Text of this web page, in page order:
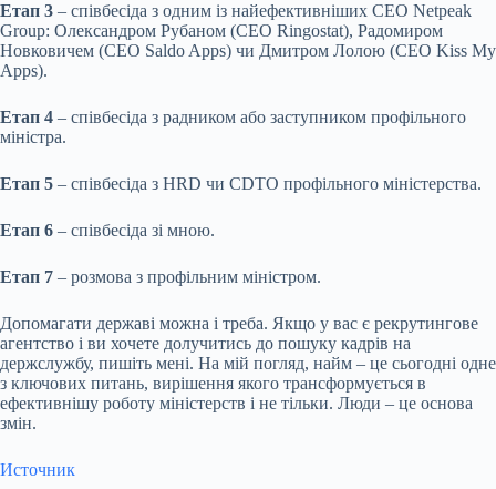
Етап 3 – співбесіда з одним із найефективніших CEO Netpeak
Group: Олександром Рубаном (CEO Ringostat), Радомиром
Новковичем (CEO Saldo Apps) чи Дмитром Лолою (CEO Kiss My
Apps).
Етап 4 – співбесіда з радником або заступником профільного
міністра.
Етап 5 – співбесіда з HRD чи CDTO профільного міністерства.
Етап 6 – співбесіда зі мною.
Етап 7 – розмова з профільним міністром.
Допомагати державі можна і треба. Якщо у вас є рекрутингове
агентство і ви хочете долучитись до пошуку кадрів на
держслужбу, пишіть мені. На мій погляд, найм – це сьогодні одне
з ключових питань, вирішення якого трансформується в
ефективнішу роботу міністерств і не тільки. Люди – це основа
змін.
Источник